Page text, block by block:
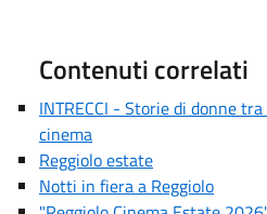
Contenuti correlati
INTRECCI - Storie di donne
cinema
Reggiolo estate
Notti in fiera a Reggiolo